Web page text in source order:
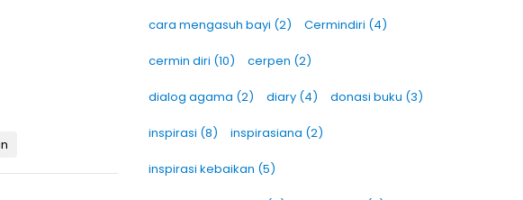
cara mengasuh bayi (2) Cermindiri (4)
cermin diri (10) cerpen (2)
dialog agama (2) diary(4) donasi buku (3)
inspirasi (8) inspirasiana (2)
inspirasi kebaikan (5)